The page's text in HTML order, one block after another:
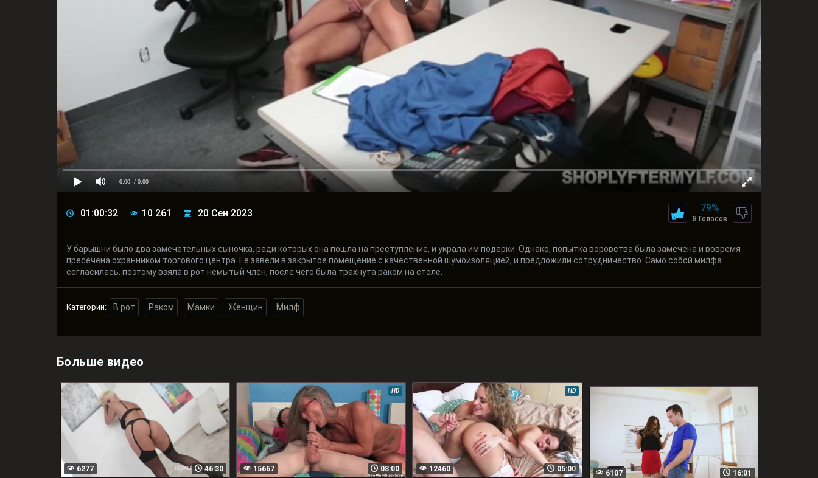
0:00 / 0:00
01:00:32 10 261 20 Сен 2023 79%
8 Голосов
У барышни было два замечательных сыночка, ради которых она пошла на преступление, и украла им подарки. Однако, попытка воровства была замечена и вовремя
пресечена охранником торгового центра. Её завели в закрытое помещение с качественной шумоизоляцией, и предложили сотрудничество. Само собой милфа
согласилась, поэтому взяла в рот немытый член, после чего была трахнута раком на столе.
Категории: В рот Раком Мамки Женщин Милф
Больше видео
46:30
6277
HD
08:00
15667
HD
05:00
12460
16:01
6107